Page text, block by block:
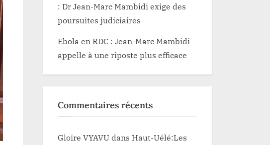
: Dr Jean-Marc Mambidi exige des
poursuites judiciaires
Ebola en RDC : Jean-Marc Mambidi
appelle à une riposte plus efficace
Commentaires récents
Gloire VYAVU dans Haut-Uélé:Les